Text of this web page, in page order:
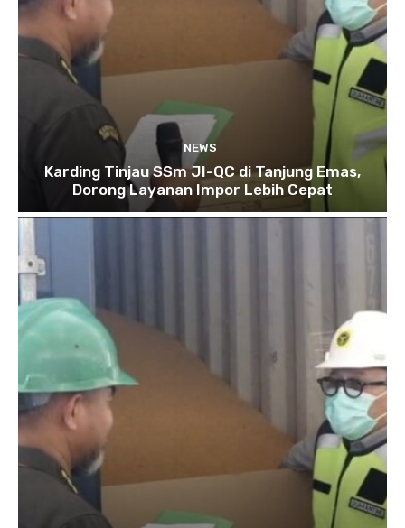
NEWS
Karding Tinjau SSm JI-QC di Tanjung Emas,
Dorong Layanan Impor Lebih Cepat